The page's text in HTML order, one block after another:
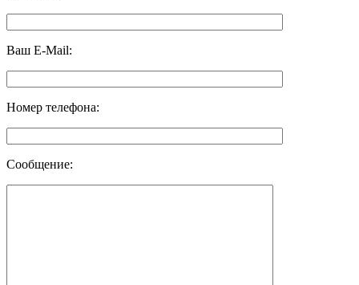
Ваш E-Mail:
Номер телефона:
Сообщение: